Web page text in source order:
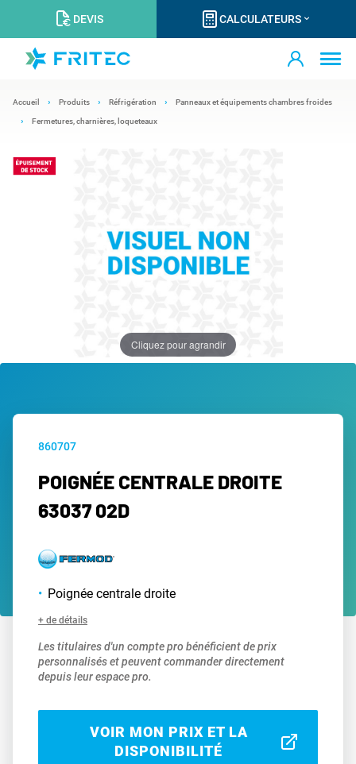
DEVIS CALCULATEURS
Accueil Produits Réfrigération Panneaux et équipements chambres froides
Fermetures, charnières, loqueteaux
Cliquez pour agrandir
860707
POIGNÉE CENTRALE DROITE
63037 02D
Poignée centrale droite
+ de détails
Les titulaires d'un compte pro bénéficient de prix
personnalisés et peuvent commander directement
depuis leur espace pro.
VOIR MON PRIX ET LA
DISPONIBILITÉ